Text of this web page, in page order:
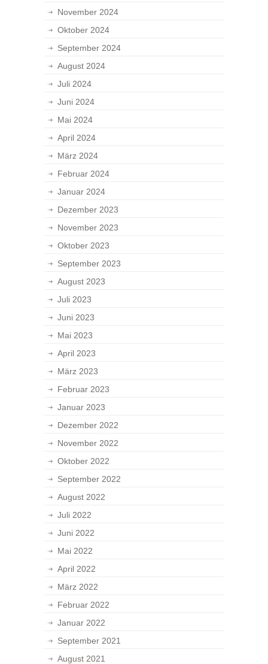
November 2024
Oktober 2024
September 2024
August 2024
Juli 2024
Juni 2024
Mai 2024
April 2024
März 2024
Februar 2024
Januar 2024
Dezember 2023
November 2023
Oktober 2023
September 2023
August 2023
Juli 2023
Juni 2023
Mai 2023
April 2023
März 2023
Februar 2023
Januar 2023
Dezember 2022
November 2022
Oktober 2022
September 2022
August 2022
Juli 2022
Juni 2022
Mai 2022
April 2022
März 2022
Februar 2022
Januar 2022
September 2021
August 2021